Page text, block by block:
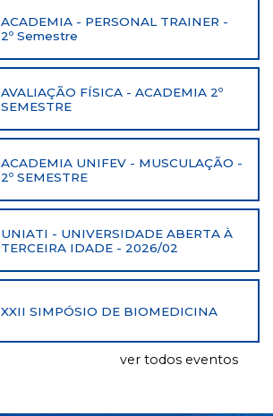
ACADEMIA - PERSONAL TRAINER -
2º Semestre
AVALIAÇÃO FÍSICA - ACADEMIA 2º
SEMESTRE
ACADEMIA UNIFEV - MUSCULAÇÃO -
2º SEMESTRE
UNIATI - UNIVERSIDADE ABERTA À
TERCEIRA IDADE - 2026/02
XXII SIMPÓSIO DE BIOMEDICINA
ver todos eventos